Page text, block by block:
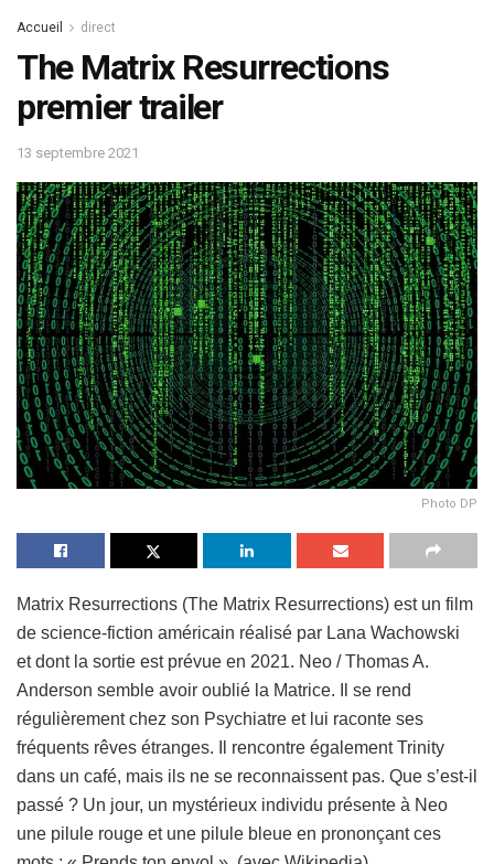
Accueil direct
The Matrix Resurrections
premier trailer
13 septembre 2021
Photo DP
Matrix Resurrections (The Matrix Resurrections) est un film
de science-fiction américain réalisé par Lana Wachowski
et dont la sortie est prévue en 2021. Neo / Thomas A.
Anderson semble avoir oublié la Matrice. Il se rend
régulièrement chez son Psychiatre et lui raconte ses
fréquents rêves étranges. Il rencontre également Trinity
dans un café, mais ils ne se reconnaissent pas. Que s’est-il
passé ? Un jour, un mystérieux individu présente à Neo
une pilule rouge et une pilule bleue en prononçant ces